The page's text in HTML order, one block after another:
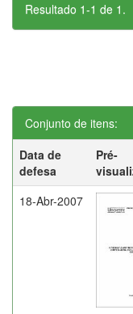
Resultado 1-1 de 1.
Conjunto de itens:
Data de
defesa
Pré-
18-Abr-2007